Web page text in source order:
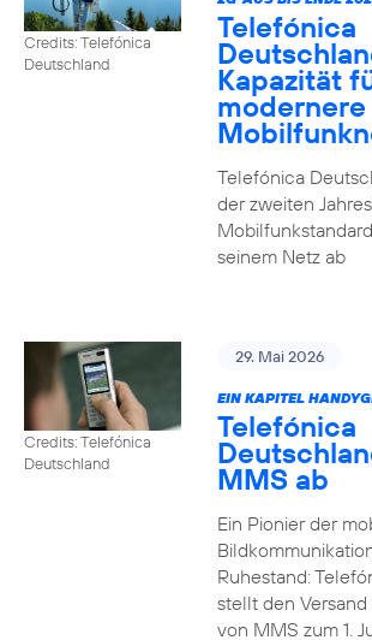
Credits: Telefónica
Deutschland
Telefónica
Kapazität
modernere
Telefónica
der zweiten
seinem Netz ab
Credits: Telefónica
Deutschland
29. Mai 2026
EIN KAPITEL
Telefónica
MMS ab
Ein Pionier der
Ruhestand:
stellt den
von MMS zum 1.